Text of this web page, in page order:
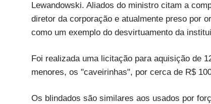
Lewandowski. Aliados do ministro citam a
diretor da corporação e atualmente preso por
como um exemplo do desvirtuamento da
Foi realizada uma licitação para aquisição de
menores, os "caveirinhas", por cerca de R$
Os blindados são similares aos usados por